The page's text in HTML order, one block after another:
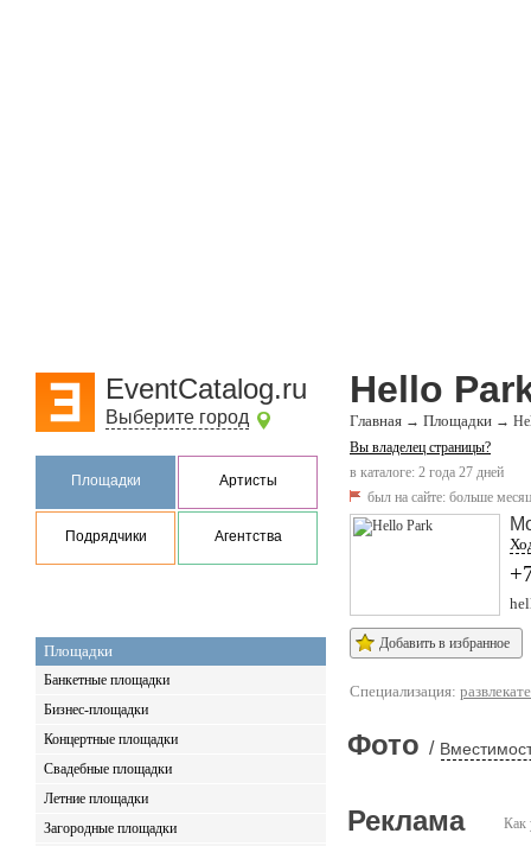
EventCatalog.ru
Выберите город
Площадки Артисты
Подрядчики Агентства
Площадки
Банкетные площадки
Бизнес-площадки
Концертные площадки
Свадебные площадки
Летние площадки
Загородные площадки
Hello
Главная → Площадки →
Вы владелец страницы?
в каталоге: 2 года 27 дней
был на сайте: больше
Добавить в избранное
Специализация:
Фото /
Как
Реклама